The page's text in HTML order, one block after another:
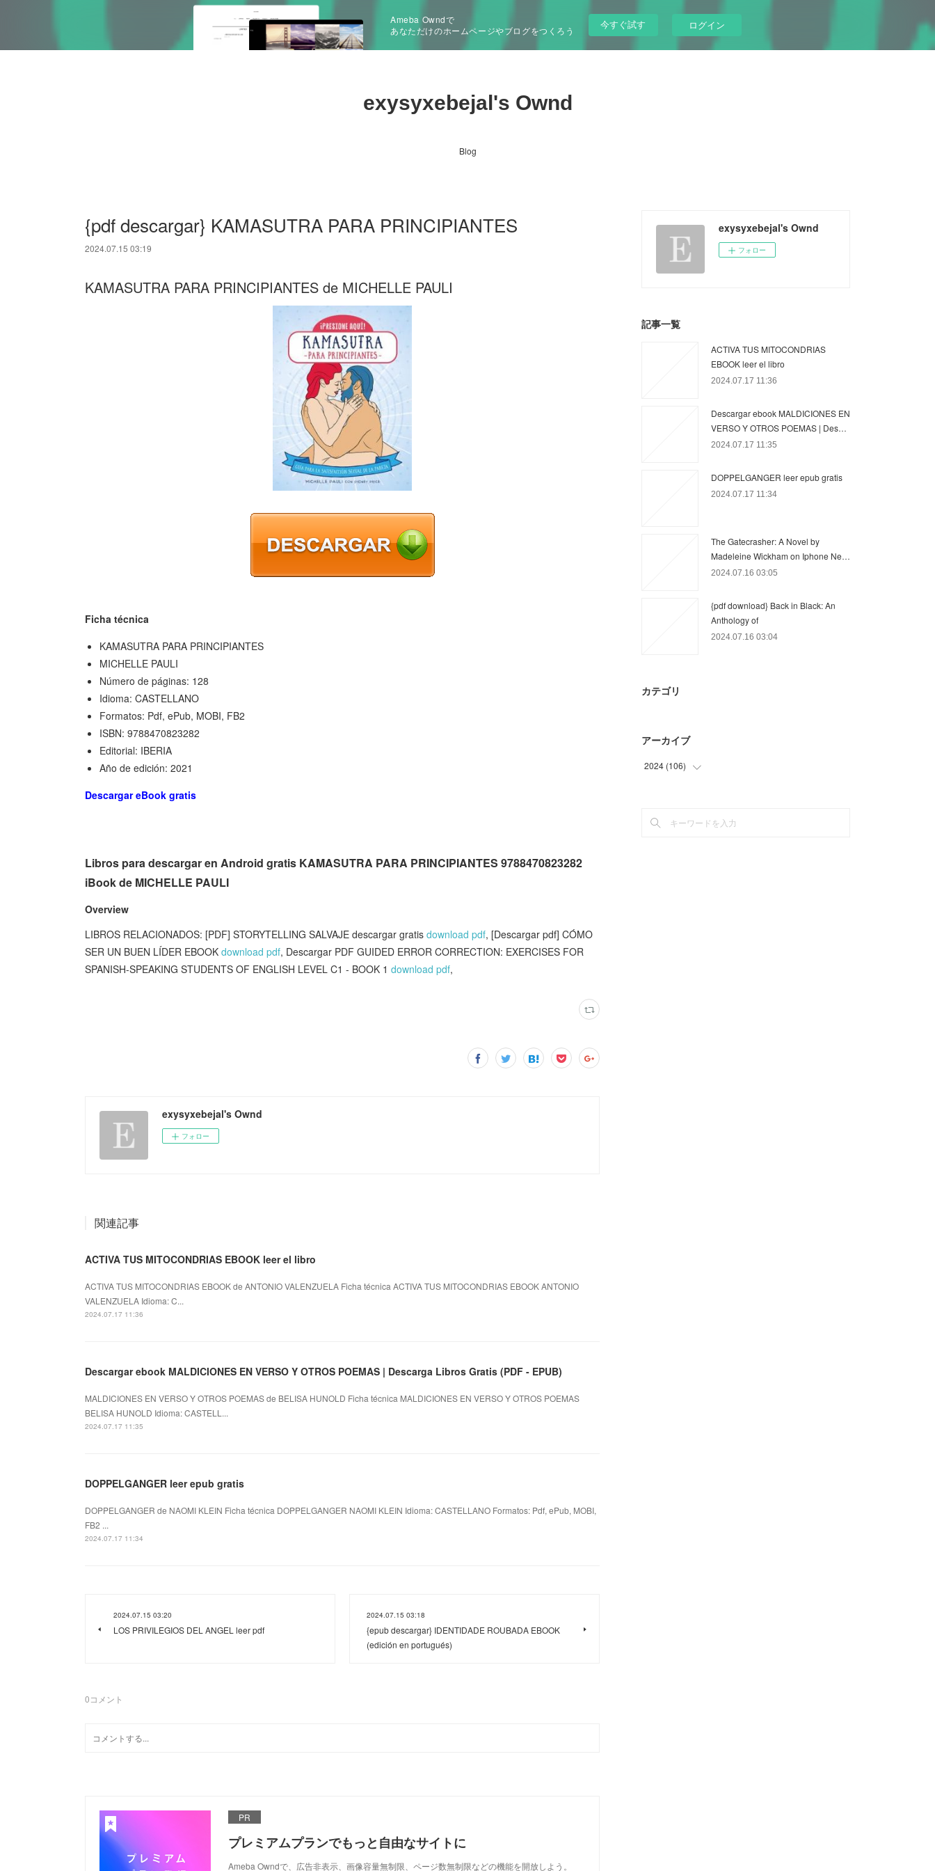
Ameba Owndで
あなただけのホームページやブログをつくろう
今すぐ試す ログイン
exysyxebejal's Ownd
Blog
{pdf descargar} KAMASUTRA PARA PRINCIPIANTES
2024.07.15 03:19
KAMASUTRA PARA PRINCIPIANTES de MICHELLE PAULI
Ficha técnica
KAMASUTRA PARA PRINCIPIANTES
MICHELLE PAULI
Número de páginas: 128
Idioma: CASTELLANO
Formatos: Pdf, ePub, MOBI, FB2
ISBN: 9788470823282
Editorial: IBERIA
Año de edición: 2021
Descargar eBook gratis
Libros para descargar en Android gratis KAMASUTRA PARA PRINCIPIANTES 9788470823282
iBook de MICHELLE PAULI
Overview
LIBROS RELACIONADOS: [PDF] STORYTELLING SALVAJE descargar gratis download pdf, [Descargar pdf] CÓMO
SER UN BUEN LÍDER EBOOK download pdf, Descargar PDF GUIDED ERROR CORRECTION: EXERCISES FOR
SPANISH-SPEAKING STUDENTS OF ENGLISH LEVEL C1 - BOOK 1 download pdf,
exysyxebejal's Ownd
フォロー
関連記事
ACTIVA TUS MITOCONDRIAS EBOOK leer el libro
ACTIVA TUS MITOCONDRIAS EBOOK de ANTONIO VALENZUELA Ficha técnica ACTIVA TUS MITOCONDRIAS EBOOK ANTONIO
VALENZUELA Idioma: C...
2024.07.17 11:36
Descargar ebook MALDICIONES EN VERSO Y OTROS POEMAS | Descarga Libros Gratis (PDF - EPUB)
MALDICIONES EN VERSO Y OTROS POEMAS de BELISA HUNOLD Ficha técnica MALDICIONES EN VERSO Y OTROS POEMAS
BELISA HUNOLD Idioma: CASTELL...
2024.07.17 11:35
DOPPELGANGER leer epub gratis
DOPPELGANGER de NAOMI KLEIN Ficha técnica DOPPELGANGER NAOMI KLEIN Idioma: CASTELLANO Formatos: Pdf, ePub, MOBI,
FB2 ...
2024.07.17 11:34
2024.07.15 03:20
LOS PRIVILEGIOS DEL ANGEL leer pdf
2024.07.15 03:18
{epub descargar} IDENTIDADE ROUBADA EBOOK
(edición en portugués)
0コメント
PR
プレミアムプランでもっと自由なサイトに
Ameba Owndで、広告非表示、画像容量無制限、ページ数無制限などの機能を開放しよう。
exysyxebejal's Ownd
フォロー
記事一覧
ACTIVA TUS MITOCONDRIAS
EBOOK leer el libro
2024.07.17 11:36
Descargar ebook MALDICIONES EN
VERSO Y OTROS POEMAS | Des…
2024.07.17 11:35
DOPPELGANGER leer epub gratis
2024.07.17 11:34
The Gatecrasher: A Novel by
Madeleine Wickham on Iphone Ne…
2024.07.16 03:05
{pdf download} Back in Black: An
Anthology of
2024.07.16 03:04
カテゴリ
アーカイブ
2024 (106)
(